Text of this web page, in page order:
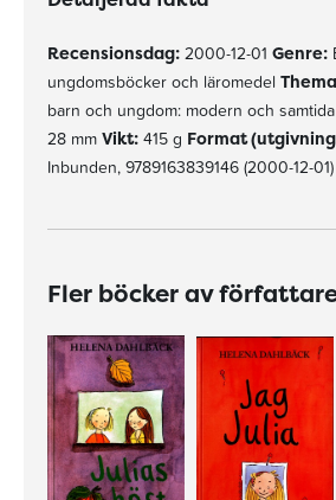
Recensionsdag: 2000-12-01 Genre:
ungdomsböcker och läromedel
barn och ungdom: modern och samtida
28 mm Vikt: 415 g Format
Inbunden, 9789163839146 (2000-12-01)
Fler böcker av